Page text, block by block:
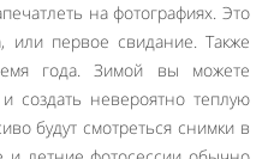
на фотографиях. Это
или первое свидание. Также
года. Зимой вы можете
создать невероятно теплую
будут смотреться снимки в